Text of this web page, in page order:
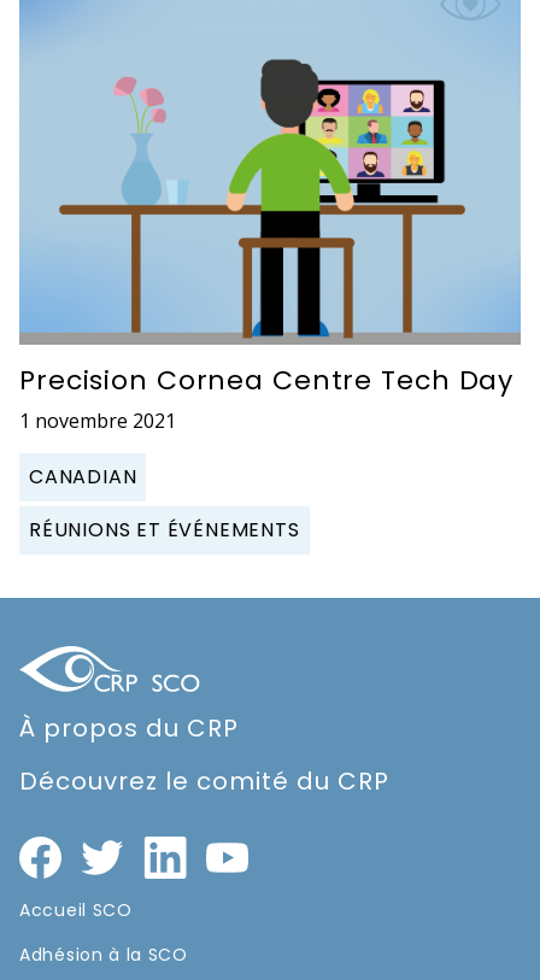
Precision Cornea Centre Tech Day
1 novembre 2021
CANADIAN
RÉUNIONS ET ÉVÉNEMENTS
À propos du CRP
Découvrez le comité du CRP
Accueil SCO
Adhésion à la SCO